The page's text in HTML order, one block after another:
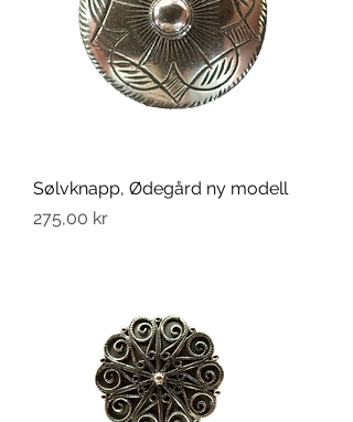
Sølvknapp, Ødegård ny modell
Pris
275,00 kr